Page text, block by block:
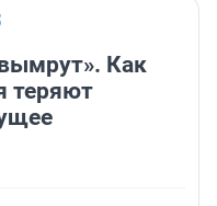
Как
теряют